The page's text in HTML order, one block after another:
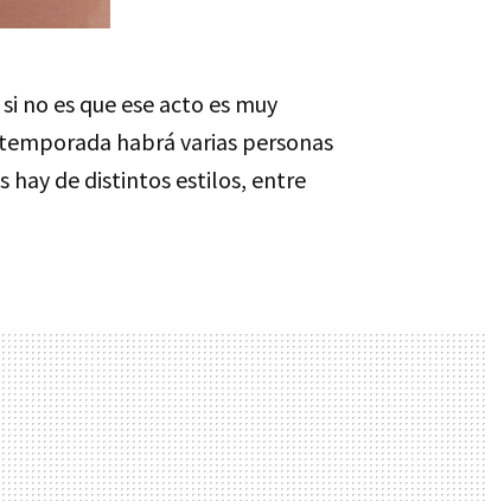
no es que ese acto es muy
habrá varias personas
hay de distintos estilos, entre